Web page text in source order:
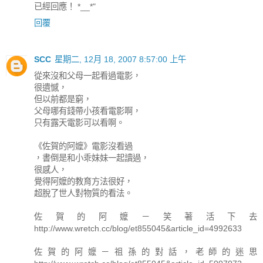
已經回應！ *__*"
回覆
SCC 星期二, 12月 18, 2007 8:57:00 上午
從來沒和父母一起看過電影，
很遺憾，
但以前都是窮，
父母哪有錢帶小孩看電影啊，
只有露天電影可以看啊。
《佐賀的阿嬤》電影沒看過
，書倒是和小乖妹妹一起讀過，
很感人，
覺得阿嬤的教育方法很好，
超脫了世人對物質的看法。
佐賀的阿嬤－笑著活下去
http://www.wretch.cc/blog/et855045&article_id=4992633
佐賀的阿嬤－祖孫的對話，老師的迷思